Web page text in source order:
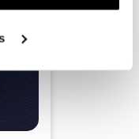
Configurar